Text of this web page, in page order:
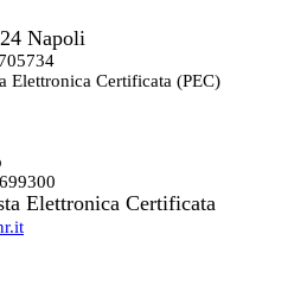
Napoli
Elettronica Certificata (PEC)
Elettronica Certificata